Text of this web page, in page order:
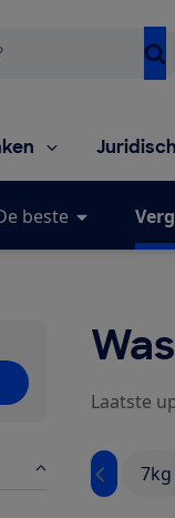
beste
Laatste
7kg